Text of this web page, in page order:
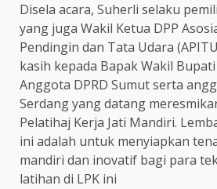
Disela acara, Suherli selaku
yang juga Wakil Ketua DPP
Pendingin dan Tata Udara
kasih kepada Bapak Wakil
Anggota DPRD Sumut serta
Serdang yang datang
Pelatihaj Kerja Jati Mandiri.
ini adalah untuk menyiapkan
mandiri dan inovatif bagi para
latihan di LPK ini